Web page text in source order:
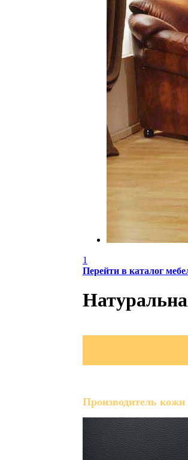
1
Перейти в каталог
Производитель